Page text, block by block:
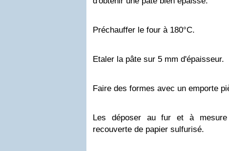
Préchauffer le four à 180°C.
Etaler la pâte sur 5 mm d'épaisseur.
Faire des formes avec un emporte
Les déposer au fur et à
recouverte de papier sulfurisé.